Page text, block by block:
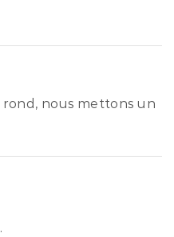
rond, nous mettons un